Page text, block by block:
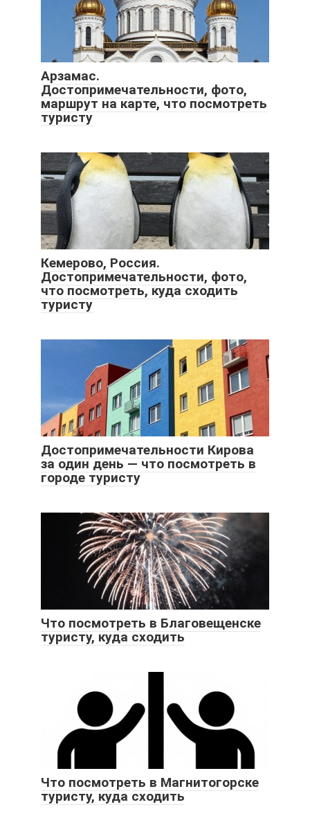
Арзамас.
Достопримечательности, фото,
маршрут на карте, что посмотреть
туристу
Кемерово, Россия.
Достопримечательности, фото,
что посмотреть, куда сходить
туристу
Достопримечательности Кирова
за один день — что посмотреть в
городе туристу
Что посмотреть в Благовещенске
туристу, куда сходить
Что посмотреть в Магнитогорске
туристу, куда сходить